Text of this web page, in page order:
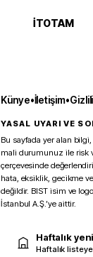
İTOTAM
Künye•İletişim•
YASAL UYARI VE
Bu sayfada yer alan bilgi,
mali durumunuz ile risk
çerçevesinde
hata, eksiklik, gecikme
değildir. BIST isim ve
İstanbul A.Ş.’ye aittir.
Haftalık
Haftalık